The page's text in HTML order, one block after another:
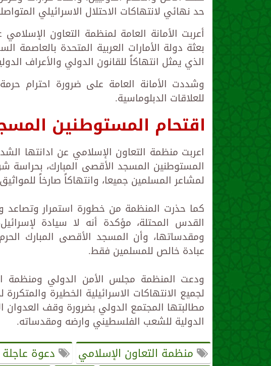
حد نهائي لانتهاكات الاحتلال الاسرائيلي
أعربت الأمانة العامة لمنظمة التعاون
بعثة دولة الأمارات العربية المتحدة بالعاصمة
الذي يمثل انتهاكاً للقانون الدولي والأعراف
وشددت الأمانة العامة على ضرورة احترام
للعلاقات الدبلوماسية.
اقتحام المستوطنين
اعربت منظمة التعاون الإسلامي عن ادانتها
المستوطنين المسجد الأقصى المبارك، بحراسة
لمشاعر المسلمين جميعا، وانتهاكاً صارخاً
كما حذرت المنظمة من خطورة استمرار وتصاعد
القدس المحتلة، مؤكدة أنه لا سيادة
ومقدساتها، وأن المسجد الأقصى المبارك
عبادة خالص للمسلمين فقط.
ودعت المنظمة مجلس الأمن الدولي ومنظمة
لجميع الانتهاكات الاسرائيلية الخطيرة
مطالبتها المجتمع الدولي بضرورة وقف العدوان
الدولية للشعب الفلسطيني وارضه ومقدساته.
منظمة التعاون الإسلامي
دعوة